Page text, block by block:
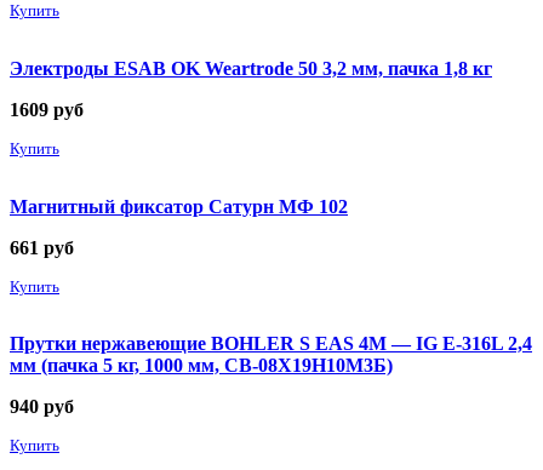
Купить
Электроды ESAB OK Weartrode 50 3,2 мм, пачка 1,8 кг
1609 руб
Купить
Магнитный фиксатор Сатурн МФ 102
661 руб
Купить
Прутки нержавеющие BOHLER S EAS 4M — IG E-316L 2,4
мм (пачка 5 кг, 1000 мм, СВ-08Х19Н10М3Б)
940 руб
Купить